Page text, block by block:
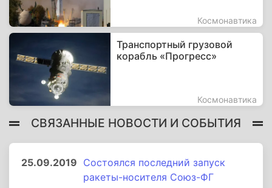
Космонавтика
Транспортный грузовой
корабль «Прогресс»
Космонавтика
СВЯЗАННЫЕ НОВОСТИ И СОБЫТИЯ
25.09.2019 Состоялся последний запуск
ракеты-носителя Союз-ФГ